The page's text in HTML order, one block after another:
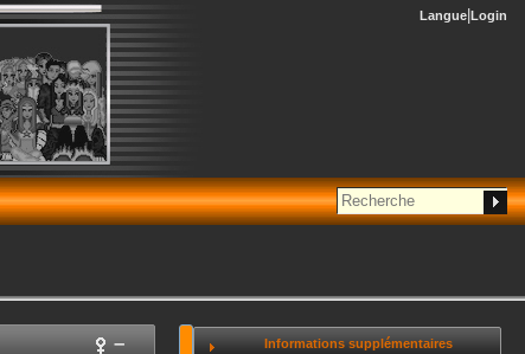
Langue Login
– Informations supplémentaires